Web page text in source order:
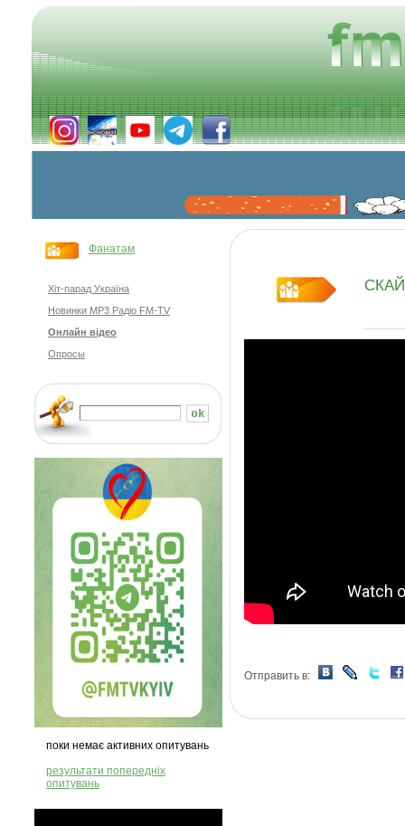
Фанатам
Хіт-парад Україна
Новинки MP3 Радіо FM-TV
Онлайн відео
Опросы
поки немає активних опитувань
результати попередніх
опитувань
СКАЙ
Отправить в: